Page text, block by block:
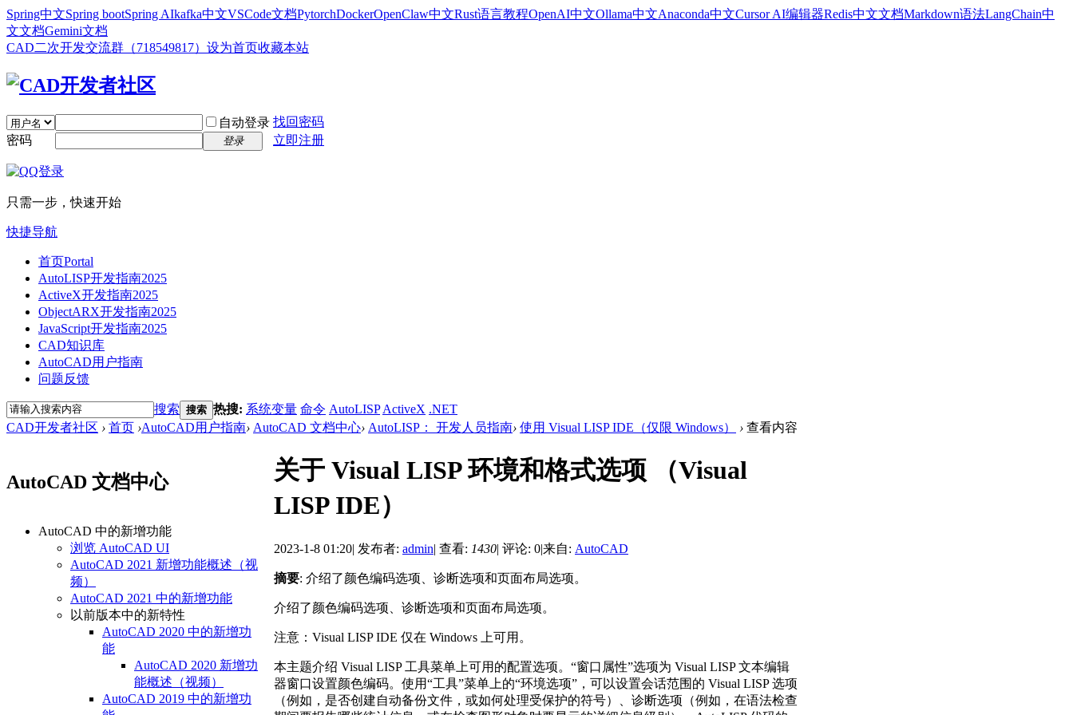
Spring中文Spring bootSpring AIkafka中文VSCode文档PytorchDockerOpenClaw中文Rust语言教程OpenAI中文Ollama中文Anaconda中文Cursor AI编辑器Redis中文文档Markdown语法LangChain中
文文档Gemini文档
CAD二次开发交流群（718549817） 设为首页收藏本站
自动登录 找回密码
密码
登录 立即注册
只需一步，快速开始
快捷导航
首页Portal
AutoLISP开发指南2025
ActiveX开发指南2025
ObjectARX开发指南2025
JavaScript开发指南2025
CAD知识库
AutoCAD用户指南
问题反馈
搜索 搜索 热搜: 系统变量 命令 AutoLISP ActiveX .NET
CAD开发者社区 › 首页 ›AutoCAD用户指南› AutoCAD 文档中心› AutoLISP： 开发人员指南› 使用 Visual LISP IDE（仅限 Windows） › 查看内容
AutoCAD 文档中心
AutoCAD 中的新增功能
浏览 AutoCAD UI
AutoCAD 2021 新增功能概述（视
频）
AutoCAD 2021 中的新增功能
以前版本中的新特性
AutoCAD 2020 中的新增功
能
AutoCAD 2020 新增功
能概述（视频）
AutoCAD 2019 中的新增功
关于 Visual LISP 环境和格式选项 （Visual
LISP IDE）
2023-1-8 01:20| 发布者: admin| 查看: 1430| 评论: 0|来自: AutoCAD
摘要: 介绍了颜色编码选项、诊断选项和页面布局选项。
介绍了颜色编码选项、诊断选项和页面布局选项。
注意： Visual LISP IDE 仅在 Windows 上可用。
本主题介绍 Visual LISP 工具菜单上可用的配置选项。“窗口属性”选项为 Visual LISP 文本编辑
器窗口设置颜色编码。使用“工具”菜单上的“环境选项”，可以设置会话范围的 Visual LISP 选项
（例如，是否创建自动备份文件，或如何处理受保护的符号）、诊断选项（例如，在语法检查